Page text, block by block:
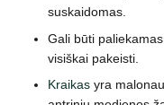
suskaidomas.
Gali būti
visiškai pakeisti.
Kraikasyra